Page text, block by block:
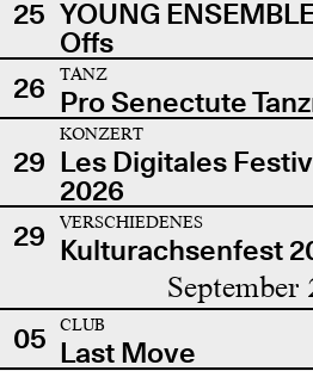
25 YOUNG
Offs
26
TANZ
Pro Senectute
29
KONZERT
Les Digitales
2026
29 VERSCHIEDENES
Kulturachsenfest
September
05 CLUB
Last Move